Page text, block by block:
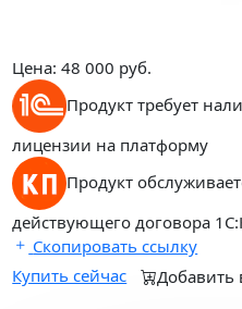
Цена:48 000 руб.
Продукт требует
лицензии на платформу
Продукт
действующего договора
Скопировать ссылку
Купить сейчас
Добавить